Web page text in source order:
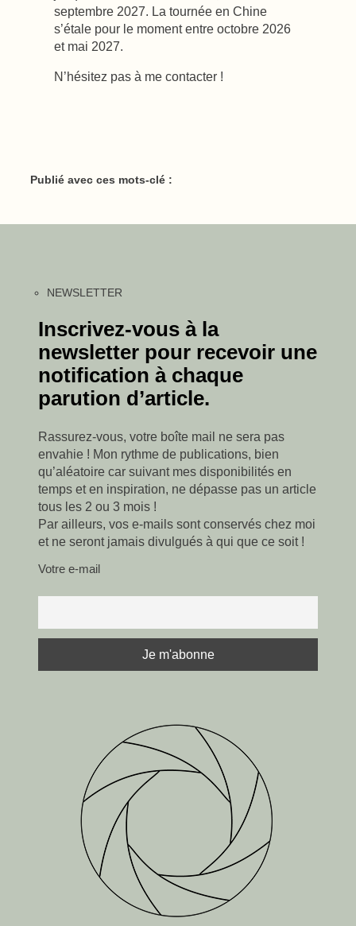
septembre 2027. La tournée en Chine
s’étale pour le moment entre octobre 2026
et mai 2027.
N’hésitez pas à me contacter !
Publié avec ces mots-clé :
NEWSLETTER
Inscrivez-vous à la
newsletter pour recevoir une
notification à chaque
parution d’article.
Rassurez-vous, votre boîte mail ne sera pas
envahie ! Mon rythme de publications, bien
qu’aléatoire car suivant mes disponibilités en
temps et en inspiration, ne dépasse pas un article
tous les 2 ou 3 mois !
Par ailleurs, vos e-mails sont conservés chez moi
et ne seront jamais divulgués à qui que ce soit !
Votre e-mail